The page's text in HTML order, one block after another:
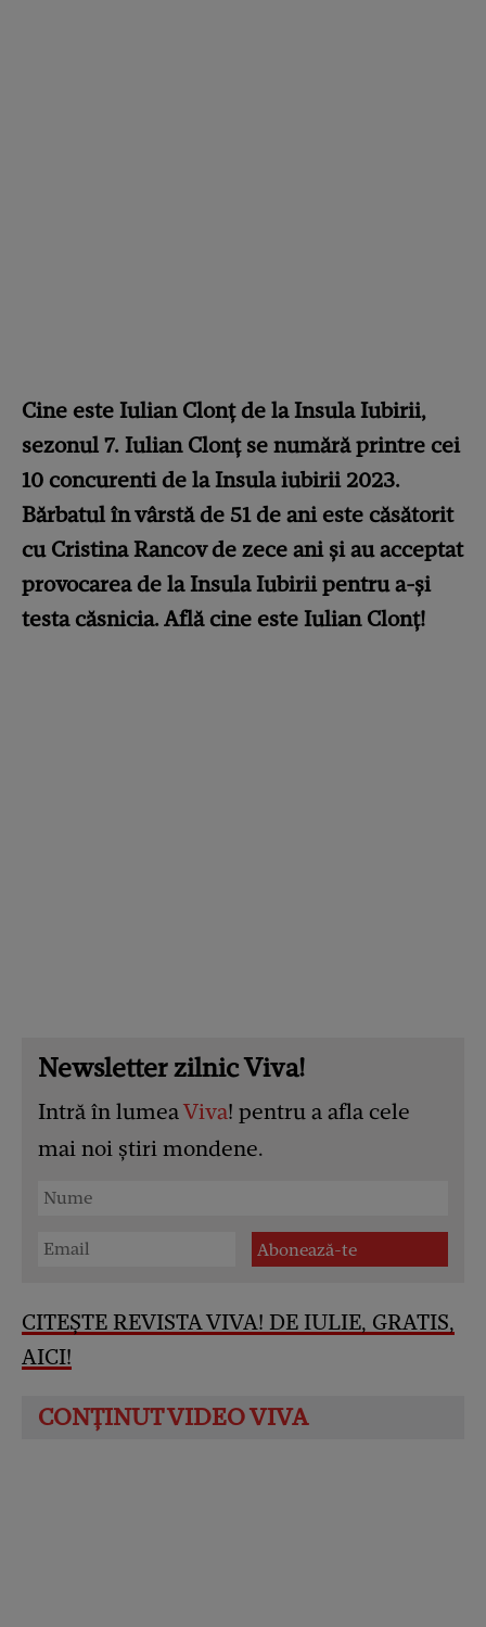
Cine este Iulian Clonț de la Insula Iubirii,
sezonul 7. Iulian Clonț se numără printre cei
10 concurenti de la Insula iubirii 2023.
Bărbatul în vârstă de 51 de ani este căsătorit
cu Cristina Rancov de zece ani și au acceptat
provocarea de la Insula Iubirii pentru a-și
testa căsnicia. Află cine este Iulian Clonț!
Newsletter zilnic Viva!
Intră în lumeaViva! pentru a afla cele
mai noi știri mondene.
CITEȘTE REVISTA VIVA! DE IULIE, GRATIS,
AICI!